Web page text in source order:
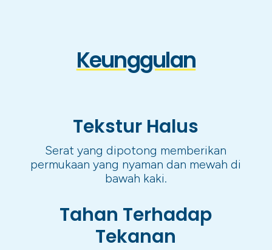
Keunggulan
Tekstur Halus
Serat yang dipotong memberikan
permukaan yang nyaman dan mewah di
bawah kaki.
Tahan Terhadap
Tekanan